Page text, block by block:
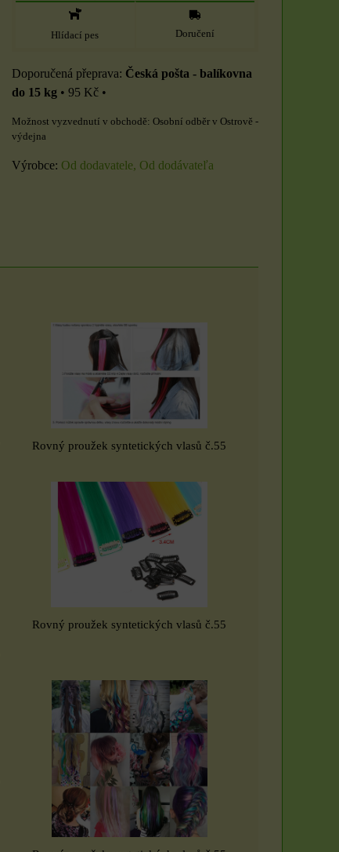
Hlídací pes Doručení
Česká pošta - balíkovna
do 15 kg • 95 Kč •
Osobní odběr v Ostrově -
výdejna
Výrobce: Od dodavatele, Od dodávateľa
Rovný proužek syntetických vlasů č.55
Rovný proužek syntetických vlasů č.55